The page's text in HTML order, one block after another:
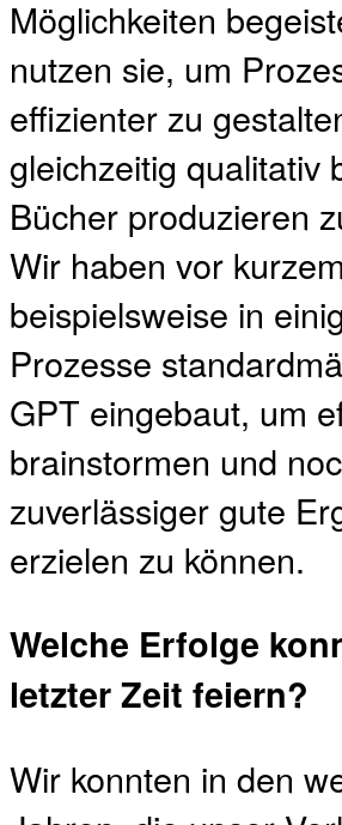
Möglichkeiten
nutzen sie, um
effizienter zu
gleichzeitig qualitativ
Bücher produzieren
Wir haben vor kurzem
beispielsweise in
Prozesse
GPT eingebaut, um
brainstormen und
zuverlässiger gute
erzielen zu können.
Welche Erfolge
letzter Zeit feiern?
Wir konnten in den